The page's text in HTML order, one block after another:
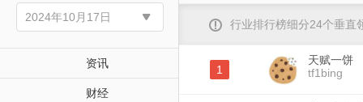
资讯
财经
行业排行榜细分24个垂直
1
天赋一饼
tf1bing